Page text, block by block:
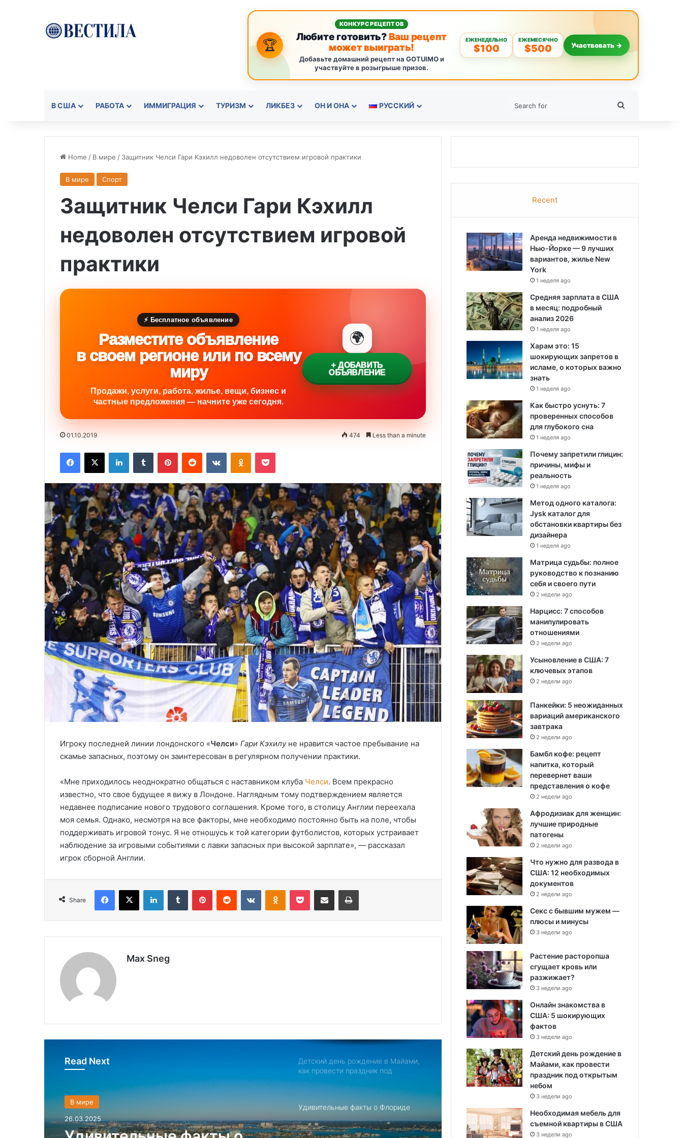
🏆
КОНКУРС РЕЦЕПТОВ
Любите готовить?Ваш рецепт
может выиграть!
Добавьте домашний рецепт на GOTUIMO и
участвуйте в розыгрыше призов.
ЕЖЕНЕДЕЛЬНО
$100
ЕЖЕМЕСЯЧНО
$500 Участвовать →
В США РАБОТА ИММИГРАЦИЯ ТУРИЗМ ЛИКБЕЗ ОН И ОНА РУССКИЙ
Home / В мире / Защитник Челси Гари Кэхилл недоволен отсутствием игровой практики
В мире Спорт
Защитник Челси Гари Кэхилл
недоволен отсутствием игровой
практики
⚡ Бесплатное объявление
Разместите объявление
в своем регионе или по всему
миру
Продажи, услуги, работа, жилье, вещи, бизнес и
частные предложения — начните уже сегодня.
🌍
+ ДОБАВИТЬ
ОБЪЯВЛЕНИЕ
01.10.2019 474 Less than a minute
Игроку последней линии лондонского «Челси» Гари Кэхилуне нравится частое пребывание на
скамье запасных, поэтому он заинтересован в регулярном получении практики.
«Мне приходилось неоднократно общаться с наставником клуба Челси. Всем прекрасно
известно, что свое будущее я вижу в Лондоне. Наглядным тому подтверждением является
недавнее подписание нового трудового соглашения. Кроме того, в столицу Англии переехала
моя семья. Однако, несмотря на все факторы, мне необходимо постоянно быть на поле, чтобы
поддерживать игровой тонус. Я не отношусь к той категории футболистов, которых устраивает
наблюдение за игровыми событиями с лавки запасных при высокой зарплате», — рассказал
игрок сборной Англии.
Share
Max Sneg
Read Next
В мире
26.03.2025
Политика
Анализ событий в Крокусе, что на
самом деле произошло. Полная
хронология событий.
кредита на $880 млн от Совета
директоров МВФ
для свержения Ким Чен Ына
как провести праздник под
открытым небом
Удивительные факты о Флориде
Что если, Трамп снова станет
Recent
Аренда недвижимости в
Нью-Йорке — 9 лучших
вариантов, жилье New
York
1 неделя ago
Средняя зарплата в США
в месяц: подробный
анализ 2026
1 неделя ago
Харам это: 15
шокирующих запретов в
исламе, о которых важно
знать
1 неделя ago
Как быстро уснуть: 7
проверенных способов
для глубокого сна
1 неделя ago
Почему запретили глицин:
причины, мифы и
реальность
1 неделя ago
Метод одного каталога:
Jysk каталог для
обстановки квартиры без
дизайнера
1 неделя ago
Матрица судьбы: полное
руководство к познанию
себя и своего пути
2 недели ago
Нарцисс: 7 способов
манипулировать
отношениями
2 недели ago
Усыновление в США: 7
ключевых этапов
2 недели ago
Панкейки: 5 неожиданных
вариаций американского
завтрака
2 недели ago
Бамбл кофе: рецепт
напитка, который
перевернет ваши
представления о кофе
2 недели ago
Афродизиак для женщин:
лучшие природные
патогены
2 недели ago
Что нужно для развода в
США: 12 необходимых
документов
2 недели ago
Секс с бывшим мужем —
плюсы и минусы
3 недели ago
Растение расторопша
сгущает кровь или
разжижает?
3 недели ago
Онлайн знакомства в
США: 5 шокирующих
фактов
3 недели ago
Детский день рождение в
Майами, как провести
праздник под открытым
небом
3 недели ago
Необходимая мебель для
съемной квартиры в США
3 недели ago